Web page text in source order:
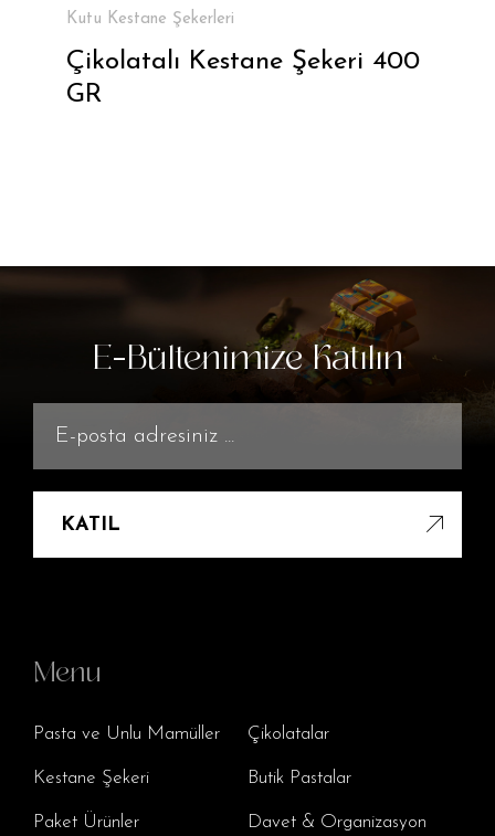
Kutu Kestane Şekerleri
Çikolatalı Kestane Şekeri 400
GR
E-Bültenimize Katılın
KATIL
Menu
Pasta ve Unlu Mamüller Çikolatalar
Kestane Şekeri Butik Pastalar
Paket Ürünler Davet & Organizasyon